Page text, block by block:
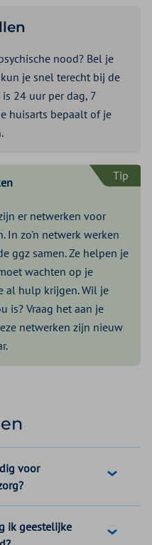
nood? Bel je
je snel terecht bij de
24 uur per dag, 7
huisarts bepaalt of je
Tip
er netwerken voor
In zo'n netwerk werken
ggz samen. Ze helpen je
wachten op je
al hulp krijgen. Wil je
is? Vraag het aan je
netwerken zijn nieuw
voor
ik geestelijke